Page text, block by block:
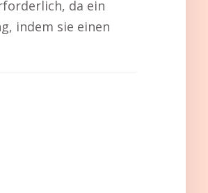
da ein
indem sie einen